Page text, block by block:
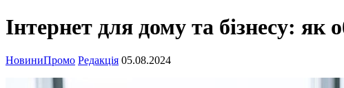
Інтернет для дому та бізнесу:
НовиниПромо Редакція 05.08.2024